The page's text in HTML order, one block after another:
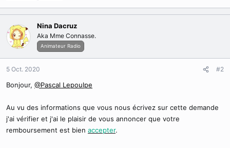
Nina Dacruz
Aka Mme Connasse.
Animateur Radio
5 Oct. 2020 #2
Bonjour, @Pascal Lepoulpe
Au vu des informations que vous nous écrivez sur cette demande
j'ai vérifier et j'ai le plaisir de vous annoncer que votre
remboursement est bien accepter.